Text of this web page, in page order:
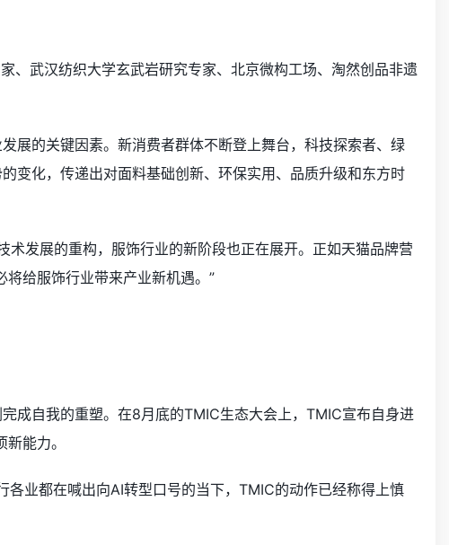
、武汉纺织大学玄武岩研究专家、北京微构工场、淘然创品非遗
展的关键因素。新消费者群体不断登上舞台，科技探索者、绿
变化，传递出对面料基础创新、环保实用、品质升级和东方时
发展的重构，服饰行业的新阶段也正在展开。正如天猫品牌营
给服饰行业带来产业新机遇。”
自我的重塑。在8月底的TMIC生态大会上，TMIC宣布自身进
能力。
业都在喊出向AI转型口号的当下，TMIC的动作已经称得上慎